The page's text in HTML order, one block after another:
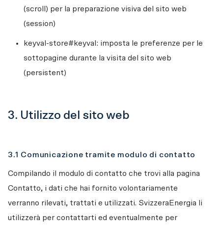
(scroll) per la preparazione visiva del sito web
(session)
keyval-store#keyval: imposta le preferenze per le
sottopagine durante la visita del sito web
(persistent)
3. Utilizzo del sito web
3.1 Comunicazione tramite modulo di contatto
Compilando il modulo di contatto che trovi alla pagina
Contatto, i dati che hai fornito volontariamente
verranno rilevati, trattati e utilizzati. SvizzeraEnergia li
utilizzerà per contattarti ed eventualmente per